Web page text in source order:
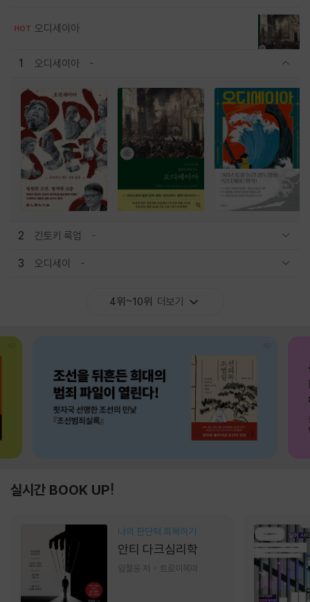
HOT 오디세이아
1 오디세이아
2 긴토키 룩업
3 오디세이
4위~10위 더보기
실시간 BOOK UP!
나의 판단력 회복하기
안티 다크심리학
임철웅 저 트로이목마